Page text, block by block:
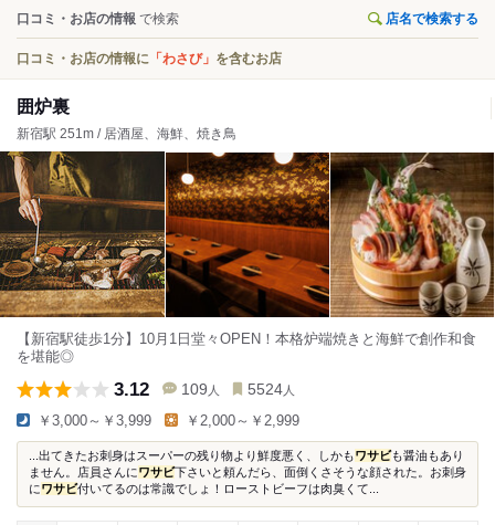
口コミ・お店の情報 で検索 店名で検索する
口コミ・お店の情報に 「わさび」 を含むお店
囲炉裏
新宿駅 251m / 居酒屋、海鮮、焼き鳥
【新宿駅徒歩1分】10月1日堂々OPEN！本格炉端焼きと海鮮で創作和食
を堪能◎
3.12 109 人 5524 人
￥3,000～￥3,999 ￥2,000～￥2,999
...出てきたお刺身はスーパーの残り物より鮮度悪く、しかもワサビも醤油もあり
ません。店員さんにワサビ下さいと頼んだら、面倒くさそうな顔された。お刺身
にワサビ付いてるのは常識でしょ！ローストビーフは肉臭くて...